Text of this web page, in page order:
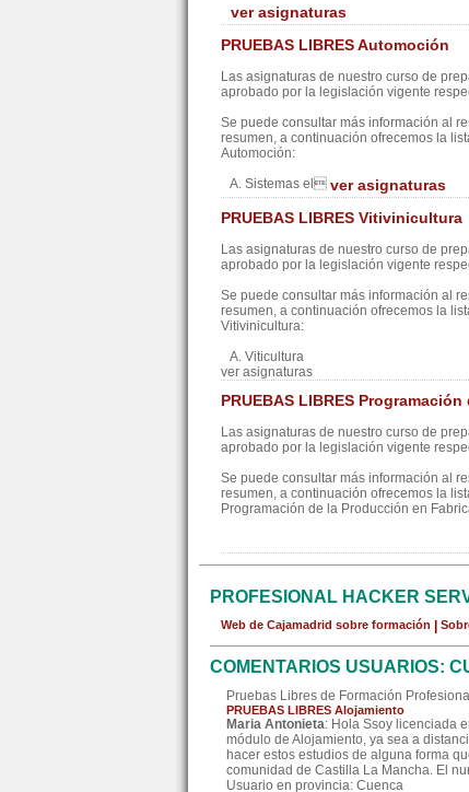
ver asignaturas
PRUEBAS LIBRES Automoción
Las asignaturas de nuestro curso de
aprobado por la legislación vigente
Se puede consultar más información al
resumen, a continuación ofrecemos la
Automoción:
A. Sistemas el ver asignaturas
PRUEBAS LIBRES Vitivinicultura
Las asignaturas de nuestro curso de
aprobado por la legislación vigente
Se puede consultar más información al
resumen, a continuación ofrecemos la
Vitivinicultura:
A. Viticultura
ver asignaturas
PRUEBAS LIBRES
Las asignaturas de nuestro curso de
aprobado por la legislación vigente
Se puede consultar más información al
resumen, a continuación ofrecemos la
Programación de la Producción en
PROFESIONAL HACKER
Web de Cajamadrid sobre formación
COMENTARIOS USUARIOS:
Pruebas Libres de Formación
PRUEBAS LIBRES Alojamiento
Maria Antonieta: Hola Ssoy licenciada
módulo de Alojamiento, ya sea a
hacer estos estudios de alguna forma
comunidad de Castilla La Mancha. El
Usuario en provincia: Cuenca